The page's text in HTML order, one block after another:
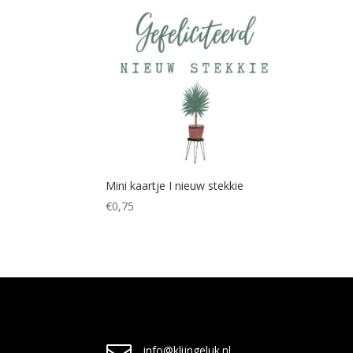
Mini kaartje I nieuw stekkie
€0,75